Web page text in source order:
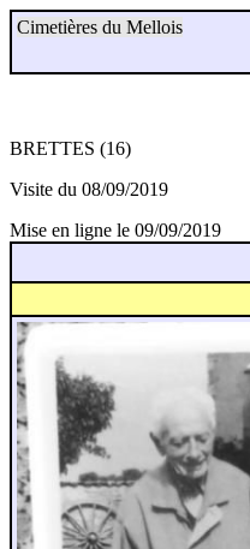
Cimetières du Mellois
BRETTES (16)
Visite du 08/09/2019
Mise en ligne le 09/09/2019